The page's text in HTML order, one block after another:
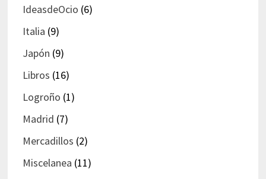
IdeasdeOcio (6)
Italia (9)
Japón (9)
Libros (16)
Logroño (1)
Madrid (7)
Mercadillos (2)
Miscelanea (11)